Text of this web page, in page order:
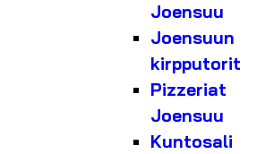
Joensuu
Joensuun
kirpputorit
Pizzeriat
Joensuu
Kuntosali